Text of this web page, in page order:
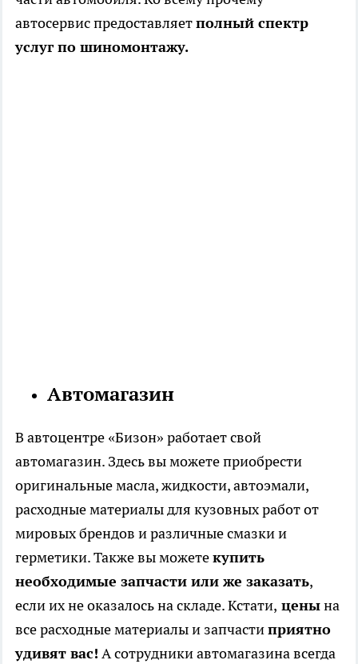
автосервис предоставляетполный спектр
услуг по шиномонтажу.
Автомагазин
В автоцентре «Бизон» работает свой
автомагазин. Здесь вы можете приобрести
оригинальные масла, жидкости, автоэмали,
расходные материалы для кузовных работ от
мировых брендов и различные смазки и
герметики. Также вы можетекупить
необходимые запчасти или же заказать,
если их не оказалось на складе. Кстати, ценына
все расходные материалы и запчастиприятно
удивят вас! А сотрудники автомагазина всегда